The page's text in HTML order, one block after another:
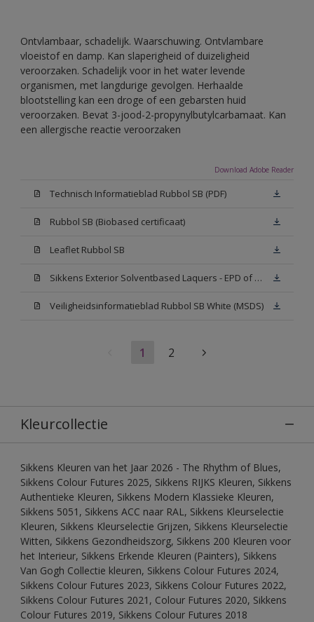
Ontvlambaar, schadelijk. Waarschuwing. Ontvlambare
vloeistof en damp. Kan slaperigheid of duizeligheid
veroorzaken. Schadelijk voor in het water levende
organismen, met langdurige gevolgen. Herhaalde
blootstelling kan een droge of een gebarsten huid
veroorzaken. Bevat 3-jood-2-propynylbutylcarbamaat. Kan
een allergische reactie veroorzaken
Download Adobe Reader
Technisch Informatieblad Rubbol SB (PDF)
Rubbol SB (Biobased certificaat)
Leaflet Rubbol SB
Sikkens Exterior Solventbased Laquers - EPD of Milieuproductverklaring
Veiligheidsinformatieblad Rubbol SB White (MSDS)
1 2
Kleurcollectie
Sikkens Kleuren van het Jaar 2026 - The Rhythm of Blues,
Sikkens Colour Futures 2025, Sikkens RIJKS Kleuren, Sikkens
Authentieke Kleuren, Sikkens Modern Klassieke Kleuren,
Sikkens 5051, Sikkens ACC naar RAL, Sikkens Kleurselectie
Kleuren, Sikkens Kleurselectie Grijzen, Sikkens Kleurselectie
Witten, Sikkens Gezondheidszorg, Sikkens 200 Kleuren voor
het Interieur, Sikkens Erkende Kleuren (Painters), Sikkens
Van Gogh Collectie kleuren, Sikkens Colour Futures 2024,
Sikkens Colour Futures 2023, Sikkens Colour Futures 2022,
Sikkens Colour Futures 2021, Colour Futures 2020, Sikkens
Colour Futures 2019, Sikkens Colour Futures 2018